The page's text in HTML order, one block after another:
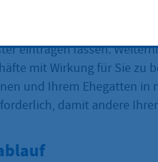
beider Ehegatten
der Gütergemeinschaft
eintragen lassen.
mit Wirkung für Sie zu
und Ihrem Ehegatten
damit andere